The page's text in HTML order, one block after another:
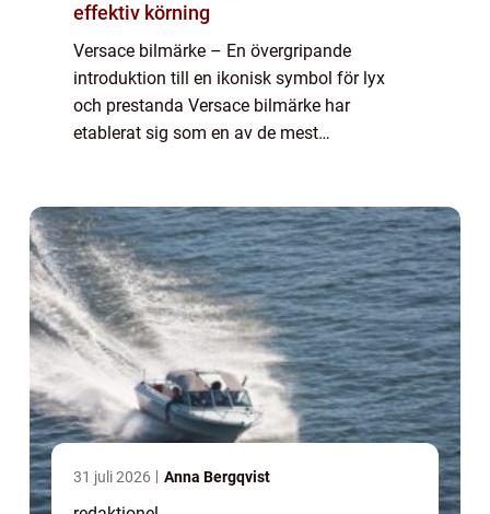
effektiv körning
Versace bilmärke – En övergripande
introduktion till en ikonisk symbol för lyx
och prestanda Versace bilmärke har
etablerat sig som en av de mest
legendariska mode- ...
31 juli 2026 Anna Bergqvist